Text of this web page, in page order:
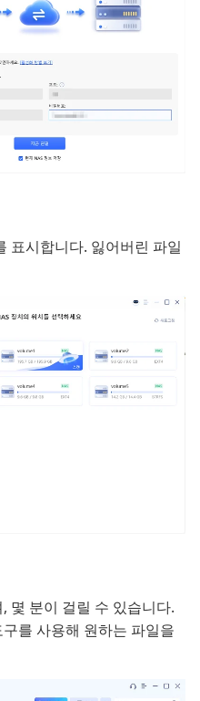
표시합니다. 잃어버린 파일
몇 분이 걸릴 수 있습니다.
를 사용해 원하는 파일을